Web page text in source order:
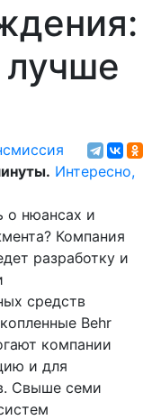
Интересно,
о нюансах и
Компания
разработку и
средств
Behr
компании
и для
Свыше семи